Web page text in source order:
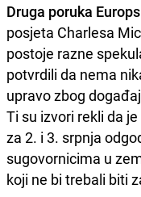
Druga poruka
posjeta Charlesa
postoje razne
potvrdili da nema
upravo zbog
Ti su izvori rekli da
za 2. i 3. srpnja
sugovornicima u
koji ne bi trebali biti